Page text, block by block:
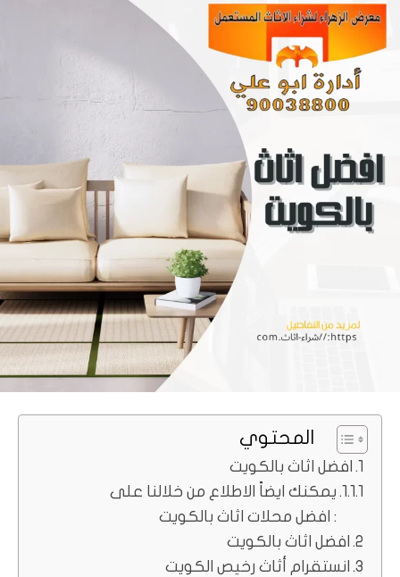
المحتوي
افضل اثاث بالكويت
يمكنك ايضاً الاطلاع من خلالنا على
: افضل محلات اثاث بالكويت
افضل اثاث بالكويت
انستقرام أثاث رخيص الكويت